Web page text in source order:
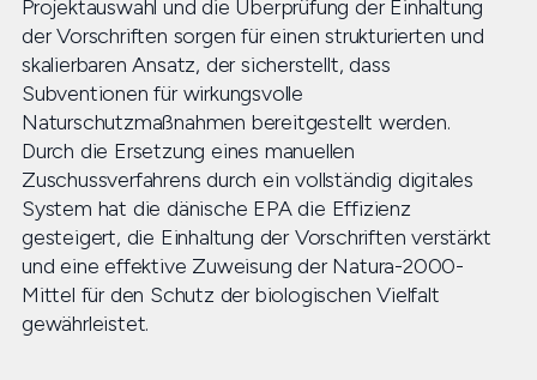
Projektauswahl und die Überprüfung der Einhaltung
der Vorschriften sorgen für einen strukturierten und
skalierbaren Ansatz, der sicherstellt, dass
Subventionen für wirkungsvolle
Naturschutzmaßnahmen bereitgestellt werden.
Durch die Ersetzung eines manuellen
Zuschussverfahrens durch ein vollständig digitales
System hat die dänische EPA die Effizienz
gesteigert, die Einhaltung der Vorschriften verstärkt
und eine effektive Zuweisung der Natura-2000-
Mittel für den Schutz der biologischen Vielfalt
gewährleistet.